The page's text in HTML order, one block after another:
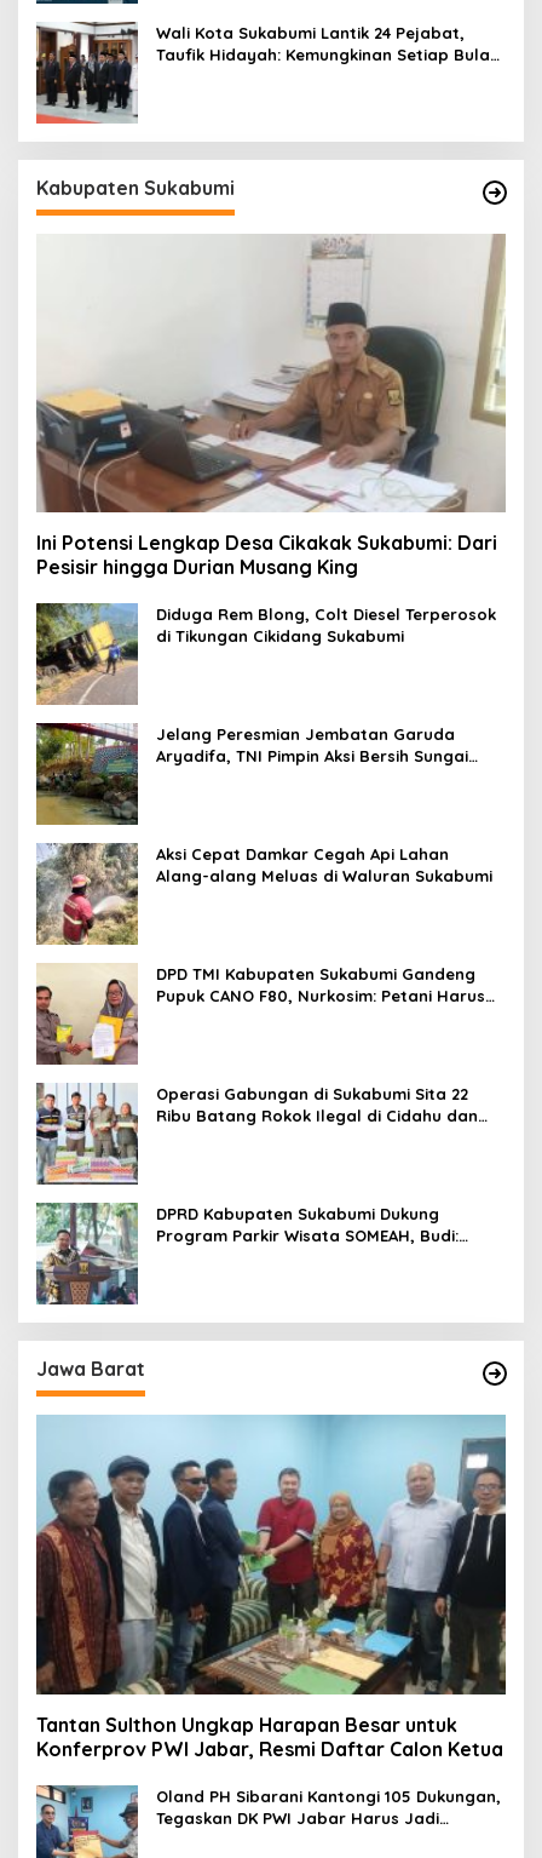
Wali Kota Sukabumi Lantik 24 Pejabat,
Taufik Hidayah: Kemungkinan Setiap Bulan
Kabupaten Sukabumi
Ini Potensi Lengkap Desa Cikakak Sukabumi: Dari
Pesisir hingga Durian Musang King
Diduga Rem Blong, Colt Diesel Terperosok
di Tikungan Cikidang Sukabumi
Jelang Peresmian Jembatan Garuda
Aryadifa, TNI Pimpin Aksi Bersih Sungai
Aksi Cepat Damkar Cegah Api Lahan
Alang-alang Meluas di Waluran Sukabumi
DPD TMI Kabupaten Sukabumi Gandeng
Pupuk CANO F80, Nurkosim: Petani Harus
Operasi Gabungan di Sukabumi Sita 22
Ribu Batang Rokok Ilegal di Cidahu dan
DPRD Kabupaten Sukabumi Dukung
Program Parkir Wisata SOMEAH, Budi:
Jawa Barat
Tantan Sulthon Ungkap Harapan Besar untuk
Konferprov PWI Jabar, Resmi Daftar Calon Ketua
Oland PH Sibarani Kantongi 105 Dukungan,
Tegaskan DK PWI Jabar Harus Jadi